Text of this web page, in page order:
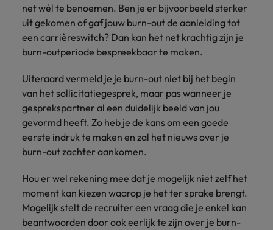
net wél te benoemen. Ben je er bijvoorbeeld sterker
uit gekomen of gaf jouw burn-out de aanleiding tot
een carrièreswitch? Dan kan het net krachtig zijn je
burn-outperiode bespreekbaar te maken.
Uiteraard vermeld je je burn-out niet bij het begin
van het sollicitatiegesprek, maar pas wanneer je
gesprekspartner al een duidelijk beeld van jou
gevormd heeft. Zo heb je de kans om een goede
eerste indruk te maken en zal het nieuws over je
burn-out zachter aankomen.
Hou er wel rekening mee dat je mogelijk niet zelf het
moment kan kiezen waarop je het ter sprake brengt.
Mogelijk stelt de recruiter een vraag die je enkel kan
beantwoorden door ook eerlijk te zijn over je burn-